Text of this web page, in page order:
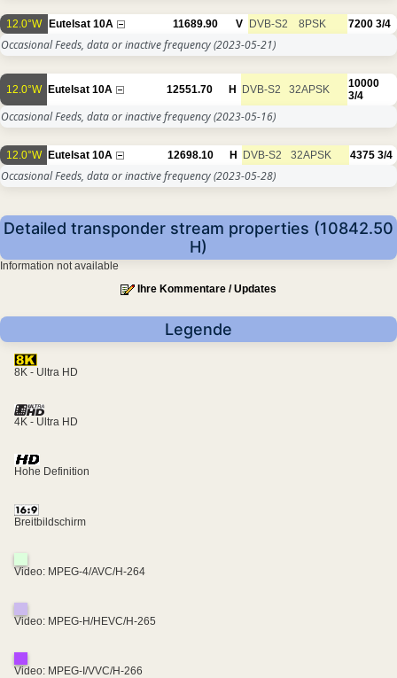
12.0°W Eutelsat 10A 11689.90 V DVB-S2 8PSK 7200 3/4
Occasional Feeds, data or inactive frequency(2023-05-21)
12.0°W Eutelsat 10A 12551.70 H DVB-S2 32APSK
10000
3/4
Occasional Feeds, data or inactive frequency(2023-05-16)
12.0°W Eutelsat 10A 12698.10 H DVB-S2 32APSK 4375 3/4
Occasional Feeds, data or inactive frequency(2023-05-28)
Detailed transponder stream properties (10842.50
H)
Information not available
Ihre Kommentare / Updates
Legende
8K - Ultra HD
4K - Ultra HD
Hohe Definition
Breitbildschirm
Video: MPEG-4/AVC/H-264
Video: MPEG-H/HEVC/H-265
Video: MPEG-I/VVC/H-266